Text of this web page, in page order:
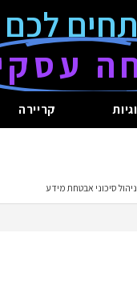
לכם
קריירה
סיכוני אבטחת מידע